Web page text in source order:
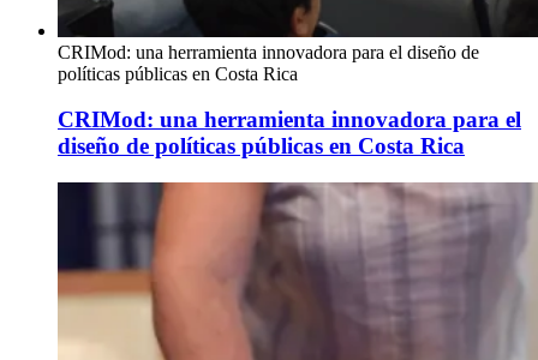
CRIMod: una herramienta innovadora para el diseño de
políticas públicas en Costa Rica
CRIMod: una herramienta innovadora para el
diseño de políticas públicas en Costa Rica